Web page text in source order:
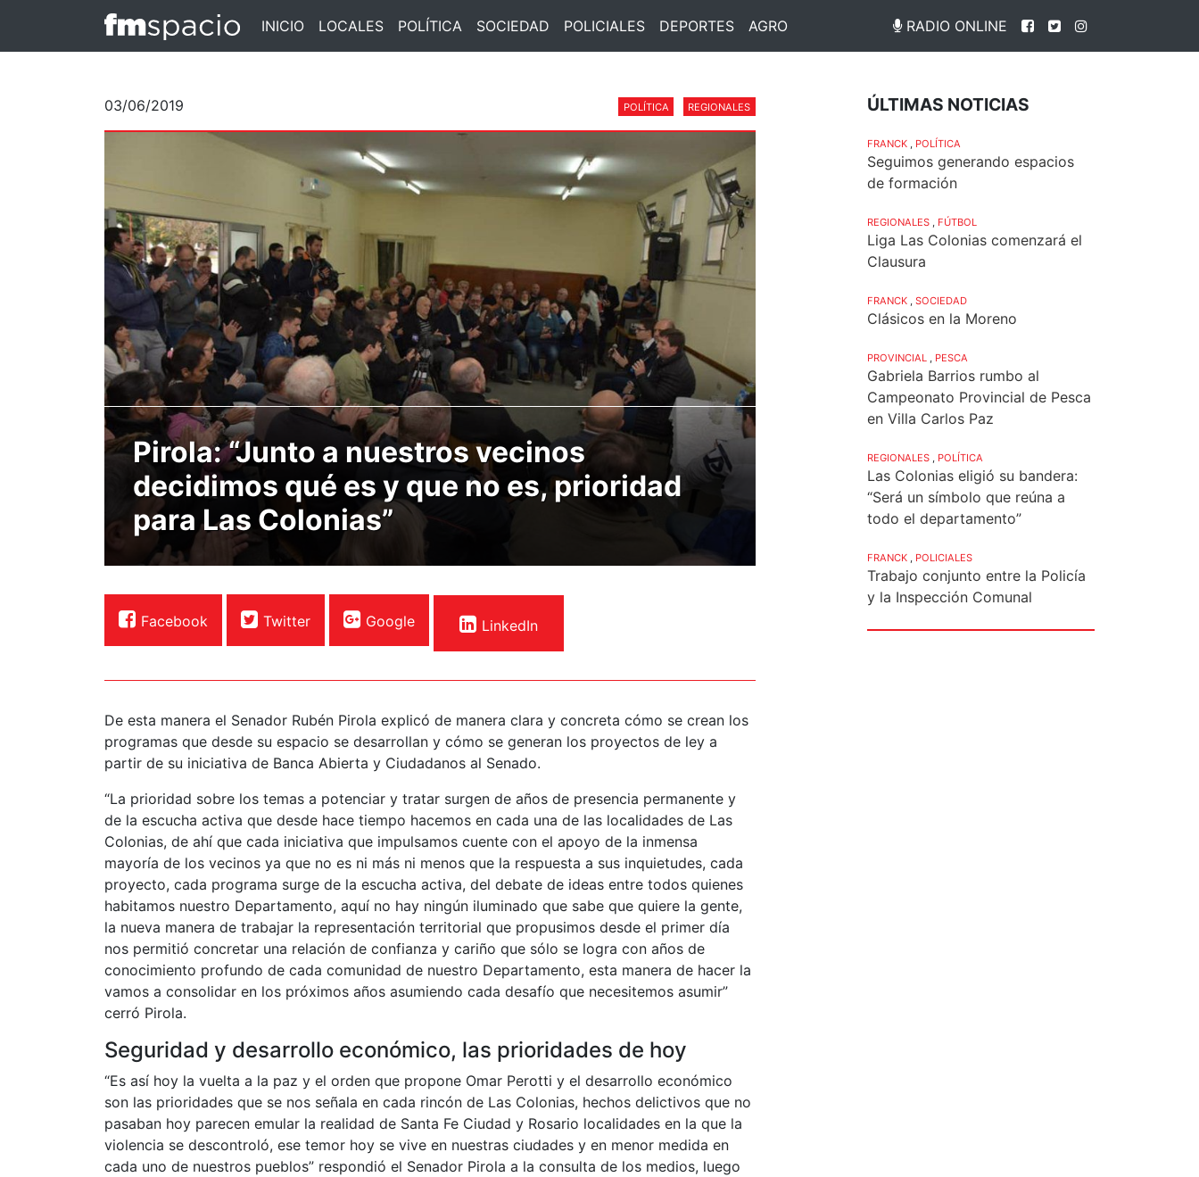
INICIO LOCALES POLÍTICA SOCIEDAD POLICIALES DEPORTES AGRO RADIO ONLINE
03/06/2019 POLÍTICA REGIONALES
Pirola: “Junto a nuestros vecinos
decidimos qué es y que no es, prioridad
para Las Colonias”
Facebook Twitter Google LinkedIn
De esta manera el Senador Rubén Pirola explicó de manera clara y concreta cómo se crean los
programas que desde su espacio se desarrollan y cómo se generan los proyectos de ley a
partir de su iniciativa de Banca Abierta y Ciudadanos al Senado.
“La prioridad sobre los temas a potenciar y tratar surgen de años de presencia permanente y
de la escucha activa que desde hace tiempo hacemos en cada una de las localidades de Las
Colonias, de ahí que cada iniciativa que impulsamos cuente con el apoyo de la inmensa
mayoría de los vecinos ya que no es ni más ni menos que la respuesta a sus inquietudes, cada
proyecto, cada programa surge de la escucha activa, del debate de ideas entre todos quienes
habitamos nuestro Departamento, aquí no hay ningún iluminado que sabe que quiere la gente,
la nueva manera de trabajar la representación territorial que propusimos desde el primer día
nos permitió concretar una relación de confianza y cariño que sólo se logra con años de
conocimiento profundo de cada comunidad de nuestro Departamento, esta manera de hacer la
vamos a consolidar en los próximos años asumiendo cada desafío que necesitemos asumir”
cerró Pirola.
Seguridad y desarrollo económico, las prioridades de hoy
“Es así hoy la vuelta a la paz y el orden que propone Omar Perotti y el desarrollo económico
son las prioridades que se nos señala en cada rincón de Las Colonias, hechos delictivos que no
pasaban hoy parecen emular la realidad de Santa Fe Ciudad y Rosario localidades en la que la
violencia se descontroló, ese temor hoy se vive en nuestras ciudades y en menor medida en
cada uno de nuestros pueblos” respondió el Senador Pirola a la consulta de los medios, luego
ÚLTIMAS NOTICIAS
FRANCK POLÍTICA
Seguimos generando espacios
de formación
REGIONALES FÚTBOL
Liga Las Colonias comenzará el
Clausura
FRANCK SOCIEDAD
Clásicos en la Moreno
PROVINCIAL PESCA
Gabriela Barrios rumbo al
Campeonato Provincial de Pesca
en Villa Carlos Paz
REGIONALES POLÍTICA
Las Colonias eligió su bandera:
“Será un símbolo que reúna a
todo el departamento”
FRANCK POLICIALES
Trabajo conjunto entre la Policía
y la Inspección Comunal